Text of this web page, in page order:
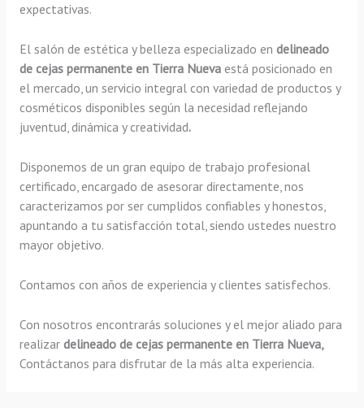
expectativas.
El salón de estética y belleza especializado en delineado
de cejas permanente en Tierra Nuevaestá posicionado en
el mercado, un servicio integral con variedad de productos y
cosméticos disponibles según la necesidad reflejando
juventud, dinámica y creatividad.
Disponemos de un gran equipo de trabajo profesional
certificado, encargado de asesorar directamente, nos
caracterizamos por ser cumplidos confiables y honestos,
apuntando a tu satisfacción total, siendo ustedes nuestro
mayor objetivo.
Contamos con años de experiencia y clientes satisfechos.
Con nosotros encontrarás soluciones y el mejor aliado para
realizar delineado de cejas permanente en Tierra Nueva,
Contáctanos para disfrutar de la más alta experiencia.